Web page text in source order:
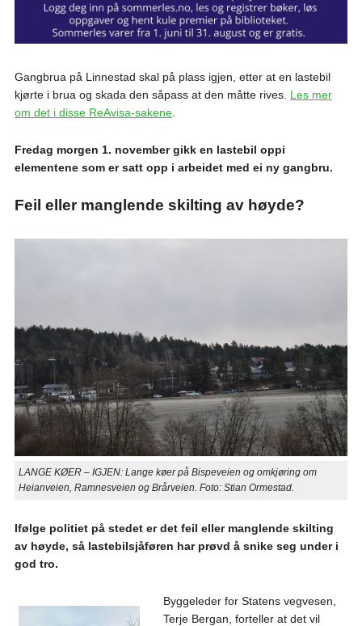
Gangbrua på Linnestad skal på plass igjen, etter at en lastebil
kjørte i brua og skada den såpass at den måtte rives. Les mer
om det i disse ReAvisa-sakene.
Fredag morgen 1. november gikk en lastebil oppi
elementene som er satt opp i arbeidet med ei ny gangbru.
Feil eller manglende skilting av høyde?
LANGE KØER – IGJEN: Lange køer på Bispeveien og omkjøring om
Heianveien, Ramnesveien og Brårveien. Foto: Stian Ormestad.
Ifølge politiet på stedet er det feil eller manglende skilting
av høyde, så lastebilsjåføren har prøvd å snike seg under i
god tro.
Byggeleder for Statens vegvesen,
Terje Bergan, forteller at det vil